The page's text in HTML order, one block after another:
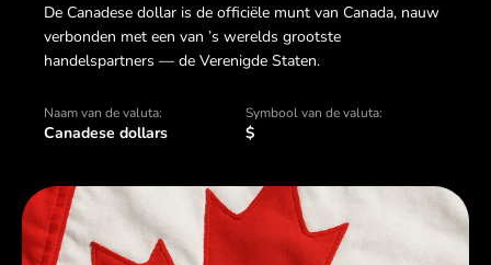
De Canadese dollar is de officiële munt van Canada, nauw
verbonden met een van ’s werelds grootste
handelspartners — de Verenigde Staten.
Naam van de valuta:
Canadese dollars
Symbool van de valuta:
$